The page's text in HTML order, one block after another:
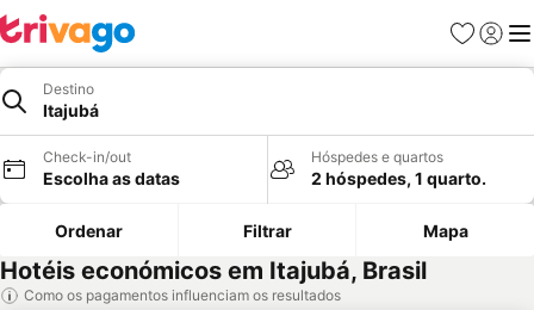
Favoritos
Iniciar
Destino
Itajubá
Check-in/out
Escolha as datas
Hóspedes e quartos
2 hóspedes, 1 quarto.
Ordenar Filtrar Mapa
Hotéis económicos em Itajubá, Brasil
Como os pagamentos influenciam os resultados